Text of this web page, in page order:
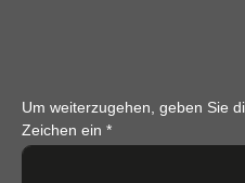
Um weiterzugehen, geben Sie
Zeichen ein *